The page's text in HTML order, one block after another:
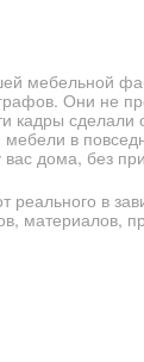
мебельной
Они не
кадры
в
вас дома, без
реального в
материалов,